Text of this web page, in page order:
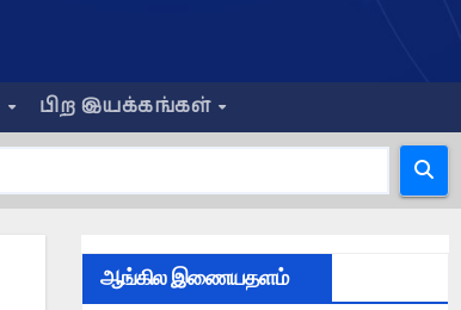
பிற இயக்கங்கள்
ஆங்கில இணையதளம்